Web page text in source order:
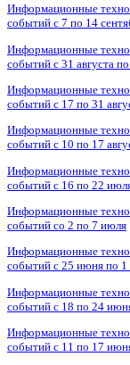
Информационные
событий с 7 по 14
Информационные
событий с 31 августа
Информационные
событий с 17 по 31
Информационные
событий с 10 по 17
Информационные
событий с 16 по 22
Информационные
событий со 2 по 7 июля
Информационные
событий с 25 июня по
Информационные
событий с 18 по 24
Информационные
событий с 11 по 17